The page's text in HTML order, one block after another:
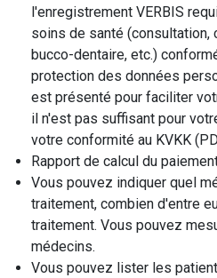
l'enregistrement VERBIS
soins de santé (consultation,
bucco-dentaire, etc.)
protection des données
est présenté pour faciliter
il n'est pas suffisant pour
votre conformité au KVKK
Rapport de calcul du
Vous pouvez indiquer quel
traitement, combien d'entre
traitement. Vous pouvez
médecins.
Vous pouvez lister les